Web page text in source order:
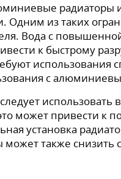
радиаторы
Одним из таких
Вода с
к быстрому
с
использовать
может привести к
установка
также снизить